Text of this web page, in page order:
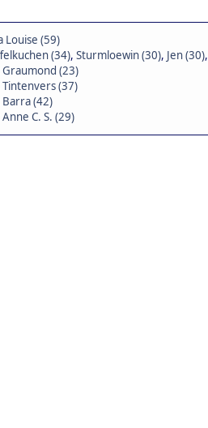
Louise (59)
(34), Sturmloewin (30), Jen (30),
Graumond (23)
Tintenvers (37)
Barra (42)
Anne C. S. (29)